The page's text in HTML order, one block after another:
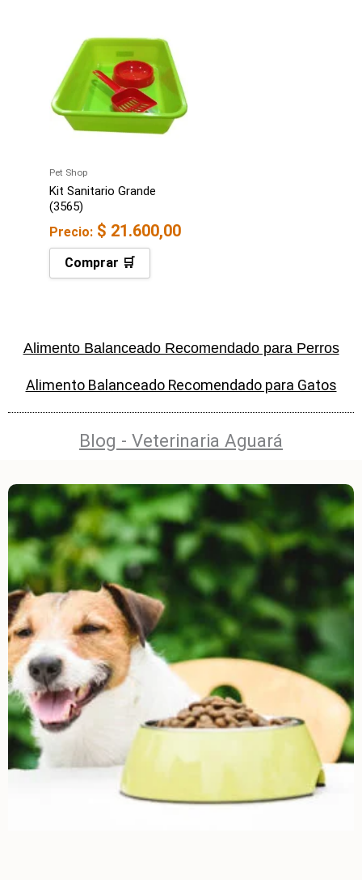
Pet Shop
Kit Sanitario Grande
(3565)
Precio: $ 21.600,00
Comprar 🛒
Alimento Balanceado Recomendado para Perros
Alimento Balanceado Recomendado para Gatos
Blog - Veterinaria Aguará